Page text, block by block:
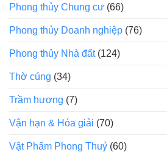
Phong thủy Chung cư (66)
Phong thủy Doanh nghiệp (76)
Phong thủy Nhà đất(124)
Thờ cúng (34)
Trầm hương (7)
Vận hạn & Hóa giải (70)
Vật Phẩm Phong Thuỷ (60)